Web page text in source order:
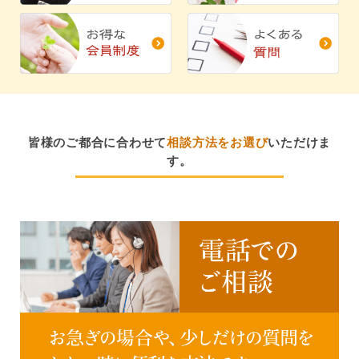
皆様のご都合に合わせて相談方法をお選びいただけま
す。